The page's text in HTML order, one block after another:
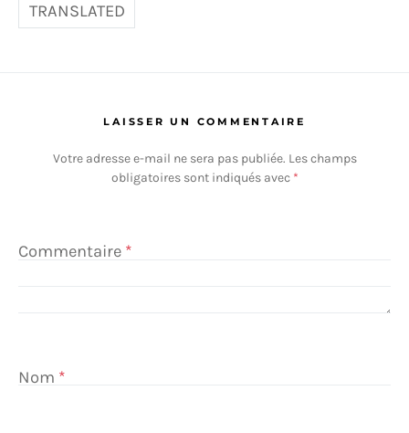
TRANSLATED
LAISSER UN COMMENTAIRE
Votre adresse e-mail ne sera pas publiée. Les champs
obligatoires sont indiqués avec *
Commentaire *
Nom *